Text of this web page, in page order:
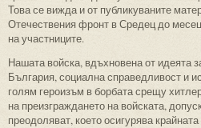
Това се вижда и от публикуваните
Отечествения фронт в Средец до
на участниците.
Нашата войска, вдъхновена от идеята
България, социална справедливост и
голям героизъм в борбата срещу
на преизграждането на войската,
преодоляват, което осигурява